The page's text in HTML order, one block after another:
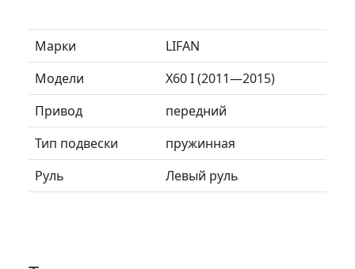
Марки
LIFAN
Модели
X60 I (2011—2015)
Привод
передний
Тип подвески
пружинная
Руль
Левый руль